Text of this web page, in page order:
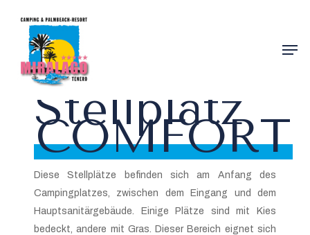
content
Stellplatz
COMFORT
Diese Stellplätze befinden sich am Anfang des
Campingplatzes, zwischen dem Eingang und dem
Hauptsanitärgebäude. Einige Plätze sind mit Kies
bedeckt, andere mit Gras. Dieser Bereich eignet sich